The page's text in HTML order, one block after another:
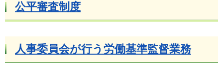
公平審査制度
人事委員会が行う労働基準監督業務